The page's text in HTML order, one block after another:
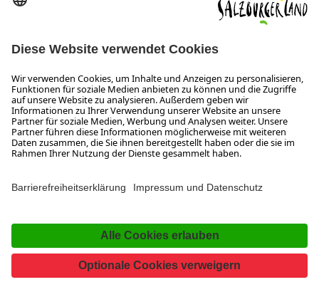
Wiener Bundesstraße 23
info@salzburgerland.com
ÖFFNUNGSZEITEN
Wir freuen uns auf Ihre Anfrage!
Gerne stehen wir Ihnen von Montag bis Donnerstag von 08:00 bis 17:30 Uhr
und am Freitag von 08:00 bis 17:00 Uhr zur Verfügung.
www.salzburgerland.com